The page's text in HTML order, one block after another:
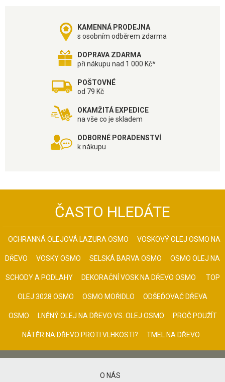
KAMENNÁ PRODEJNA
s osobním odběrem zdarma
DOPRAVA ZDARMA
při nákupu nad 1 000 Kč*
POŠTOVNÉ
od 79 Kč
OKAMŽITÁ EXPEDICE
na vše co je skladem
ODBORNÉ PORADENSTVÍ
k nákupu
ČASTO HLEDÁTE
OCHRANNÁ OLEJOVÁ LAZURA OSMO VOSKOVÝ OLEJ OSMO NA
DŘEVO VOSKY OSMO SELSKÁ BARVA OSMO OSMO OLEJ NA
SCHODY A PODLAHY DEKORAČNÍ VOSK NA DŘEVO OSMO TOP
OLEJ 3028 OSMO OSMO MOŘIDLO ODŠEĎOVAČ DŘEVA
OSMO LNĚNÝ OLEJ NA DŘEVO VS. OLEJ OSMO PROČ POUŽÍT
NÁTĚR NA DŘEVO PROTI VLHKOSTI? TMEL NA DŘEVO
O NÁS